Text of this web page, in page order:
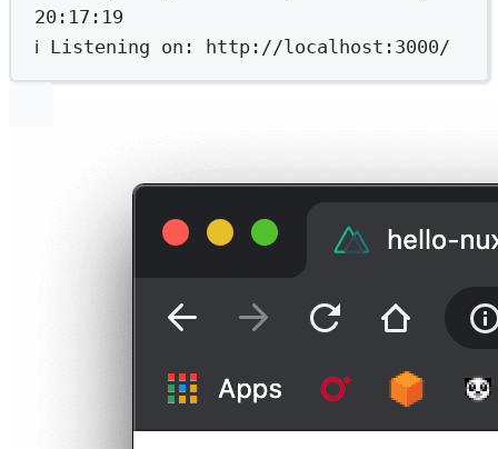
20:17:19
ℹ Listening on: http://localhost:3000/